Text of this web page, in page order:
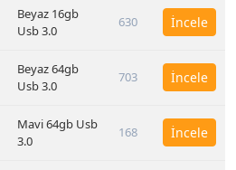
Beyaz 16gb
Usb 3.0
630 İncele
Beyaz 64gb
Usb 3.0
703 İncele
Mavi 64gb Usb
3.0
168 İncele